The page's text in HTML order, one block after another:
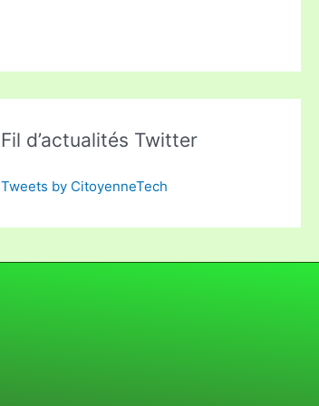
Fil d’actualités Twitter
Tweets by CitoyenneTech